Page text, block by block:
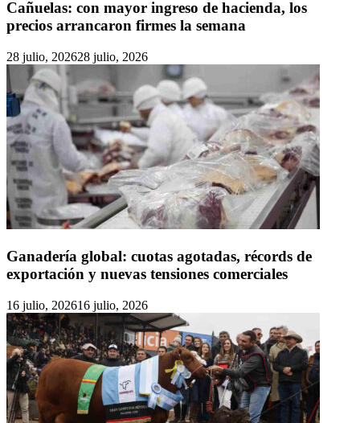
Cañuelas: con mayor ingreso de hacienda, los
precios arrancaron firmes la semana
28 julio, 202628 julio, 2026
Ganadería global: cuotas agotadas, récords de
exportación y nuevas tensiones comerciales
16 julio, 202616 julio, 2026